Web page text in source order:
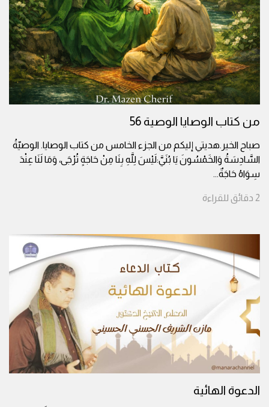
من كتاب الوصايا الوصية 56
صباح الخير.هديتي إليكم من الجزء الخامس من كتاب الوصايا. الوصيّةُ
السَّادِسَةُ وَالخَمْسُونَ يَا بُنَيَّ:لَيْسَ لِلَّهِ بِنَا مِنْ حَاجَةٍ تُرْجَى، وَمَا لَنَا عِنْدَ
سِوَاهُ حَاجَةٌ...
2 دقائق للقراءة
الدعوة الهائية